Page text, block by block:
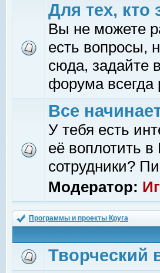
Для тех, кто
Вы не можете
есть вопросы,
сюда, задайте
форума
Все
У тебя есть
её воплотить
сотрудники?
Модератор:
Программы и проекты Круга
Творческий